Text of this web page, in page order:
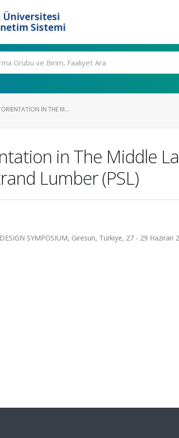
Üniversitesi
Sistemi
ORIENTATION IN THE M...
in The Middle
Lumber (PSL)
SYMPOSIUM, Giresun, Türkiye, 27 - 29 Haziran